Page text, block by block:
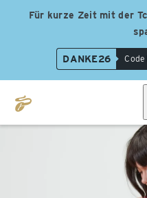
Für kurze Zeit mit der
DANKE26 Code